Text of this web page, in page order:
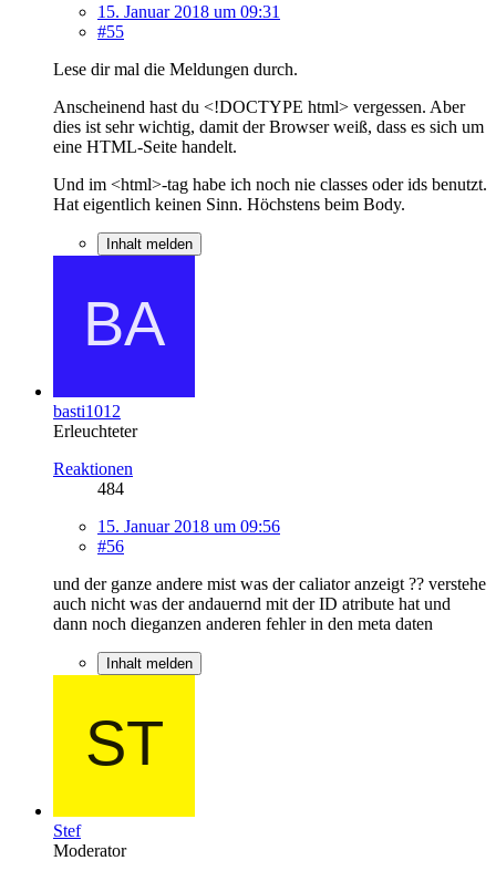
15. Januar 2018 um 09:31
#55
Lese dir mal die Meldungen durch.
Anscheinend hast du <!DOCTYPE html> vergessen. Aber
dies ist sehr wichtig, damit der Browser weiß, dass es sich um
eine HTML-Seite handelt.
Und im <html>-tag habe ich noch nie classes oder ids benutzt.
Hat eigentlich keinen Sinn. Höchstens beim Body.
Inhalt melden
basti1012
Erleuchteter
Reaktionen
484
15. Januar 2018 um 09:56
#56
und der ganze andere mist was der caliator anzeigt ?? verstehe
auch nicht was der andauernd mit der ID atribute hat und
dann noch dieganzen anderen fehler in den meta daten
Inhalt melden
Stef
Moderator